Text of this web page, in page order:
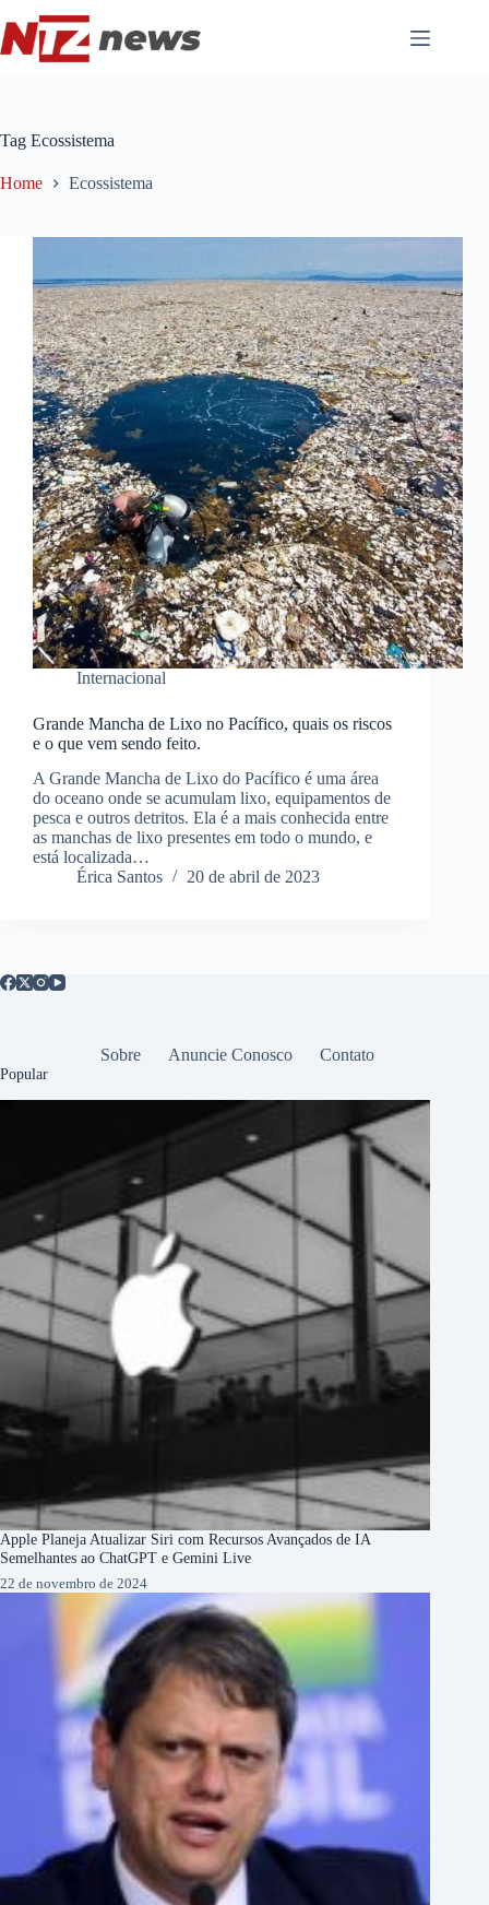
para
o
conteúdo
Tag Ecossistema
Home Ecossistema
Internacional
Grande Mancha de Lixo no Pacífico, quais os riscos
e o que vem sendo feito.
A Grande Mancha de Lixo do Pacífico é uma área
do oceano onde se acumulam lixo, equipamentos de
pesca e outros detritos. Ela é a mais conhecida entre
as manchas de lixo presentes em todo o mundo, e
está localizada…
Érica Santos
20 de abril de 2023
Sobre Anuncie Conosco Contato
Popular
Apple Planeja Atualizar Siri com Recursos Avançados de IA
Semelhantes ao ChatGPT e Gemini Live
22 de novembro de 2024